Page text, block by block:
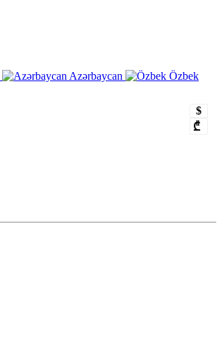
Azərbaycan
Özbek
$
₾